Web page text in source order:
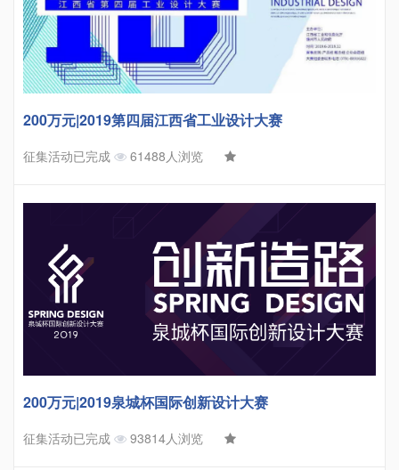
200万元|2019第四届江西省工业设计大赛
征集活动已完成 61488人浏览
200万元|2019泉城杯国际创新设计大赛
征集活动已完成 93814人浏览